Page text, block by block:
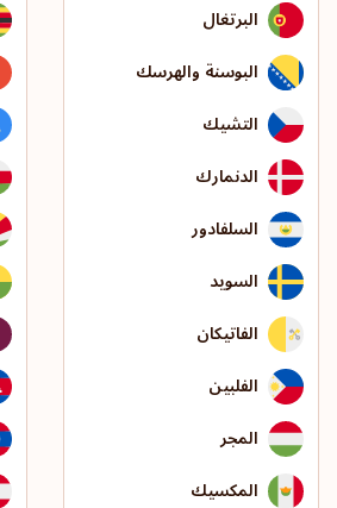
البرتغال
البوسنة والهرسك
التشيك
الدنمارك
السلفادور
السويد
الفاتيكان
الفلبين
المجر
المكسيك